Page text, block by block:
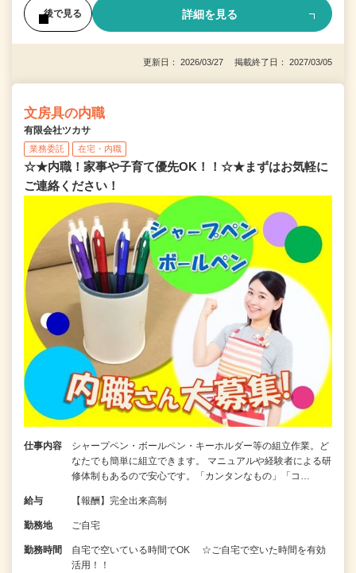
後で見る 詳細を見る
更新日： 2026/03/27 掲載終了日： 2027/03/05
文房具の内職
有限会社ツカサ
業務委託 在宅・内職
☆★内職！家事や子育て優先OK！！☆★まずはお気軽に
ご連絡ください！
仕事内容
シャープペン・ボールペン・キーホルダー等の組立作業。ど
なたでも簡単に組立できます。 マニュアルや経験者による研
修体制もあるので安心です。「カンタンなもの」「コ…
給与 【報酬】完全出来高制
勤務地 ご自宅
勤務時間
自宅で空いている時間でOK ☆ご自宅で空いた時間を有効
活用！！